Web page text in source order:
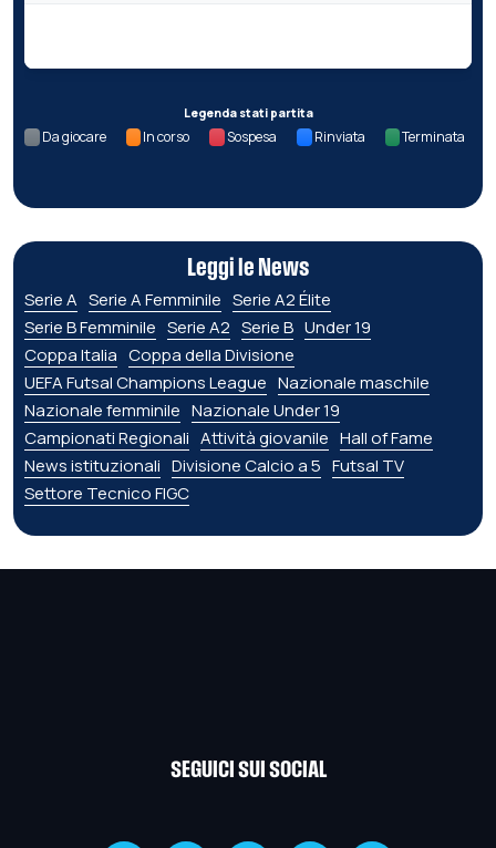
Legenda stati partita
Da giocare In corso Sospesa Rinviata Terminata
Leggi le News
Serie A Serie A Femminile Serie A2 Élite
Serie B Femminile Serie A2 Serie B Under 19
Coppa Italia Coppa della Divisione
UEFA Futsal Champions League Nazionale maschile
Nazionale femminile Nazionale Under 19
Campionati Regionali Attività giovanile Hall of Fame
News istituzionali Divisione Calcio a 5 Futsal TV
Settore Tecnico FIGC
SEGUICI SUI SOCIAL